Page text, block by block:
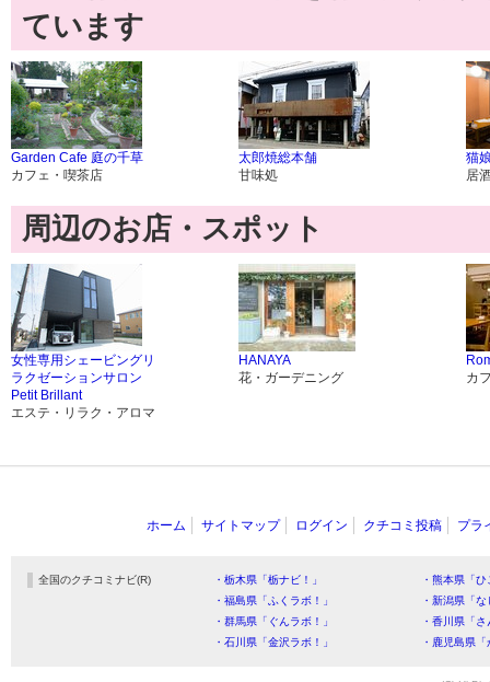
ています
Garden Cafe 庭の千草
カフェ・喫茶店
太郎焼総本舗
甘味処
猫
居
周辺のお店・スポット
女性専用シェービングリ
ラクゼーションサロン
Petit Brillant
エステ・リラク・アロマ
HANAYA
花・ガーデニング
カ
ホーム サイトマップ ログイン クチコミ投稿 プラ
全国のクチコミナビ(R) ・栃木県「栃ナビ！」
・熊本県「
・福島県「ふくラボ！」
・新潟県「
・群馬県「ぐんラボ！」
・香川県「
・石川県「金沢ラボ！」
・鹿児島県